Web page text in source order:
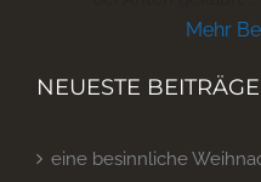
Mehr
NEUESTE BEITRÄGE
eine besinnliche